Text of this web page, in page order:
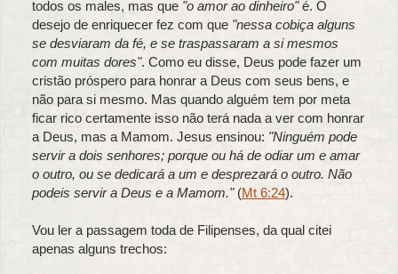
todos os males, mas que "o amor ao dinheiro"é. O
desejo de enriquecer fez com que "nessa cobiça alguns
se desviaram da fé, e se traspassaram a si mesmos
com muitas dores". Como eu disse, Deus pode fazer um
cristão próspero para honrar a Deus com seus bens, e
não para si mesmo. Mas quando alguém tem por meta
ficar rico certamente isso não terá nada a ver com honrar
a Deus, mas a Mamom. Jesus ensinou: "Ninguém pode
servir a dois senhores; porque ou há de odiar um e amar
o outro, ou se dedicará a um e desprezará o outro. Não
podeis servir a Deus e a Mamom."(Mt 6:24).
Vou ler a passagem toda de Filipenses, da qual citei
apenas alguns trechos: